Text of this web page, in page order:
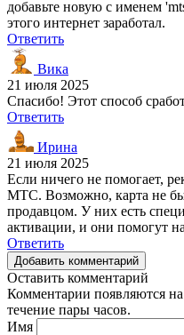
добавьте новую с именем
этого интернет заработал.
Ответить
Вика
21 июля 2025
Спасибо! Этот способ
Ответить
Ирина
21 июля 2025
Если ничего не помогает,
МТС. Возможно, карта не
продавцом. У них есть
активации, и они помогут
Ответить
Добавить комментарий
Оставить комментарий
Комментарии появляются
течение пары часов.
Имя